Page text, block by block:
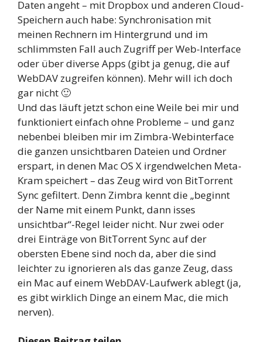
Daten angeht – mit Dropbox und anderen Cloud-
Speichern auch habe: Synchronisation mit
meinen Rechnern im Hintergrund und im
schlimmsten Fall auch Zugriff per Web-Interface
oder über diverse Apps (gibt ja genug, die auf
WebDAV zugreifen können). Mehr will ich doch
gar nicht 🙂
Und das läuft jetzt schon eine Weile bei mir und
funktioniert einfach ohne Probleme – und ganz
nebenbei bleiben mir im Zimbra-Webinterface
die ganzen unsichtbaren Dateien und Ordner
erspart, in denen Mac OS X irgendwelchen Meta-
Kram speichert – das Zeug wird von BitTorrent
Sync gefiltert. Denn Zimbra kennt die „beginnt
der Name mit einem Punkt, dann isses
unsichtbar“-Regel leider nicht. Nur zwei oder
drei Einträge von BitTorrent Sync auf der
obersten Ebene sind noch da, aber die sind
leichter zu ignorieren als das ganze Zeug, dass
ein Mac auf einem WebDAV-Laufwerk ablegt (ja,
es gibt wirklich Dinge an einem Mac, die mich
nerven).